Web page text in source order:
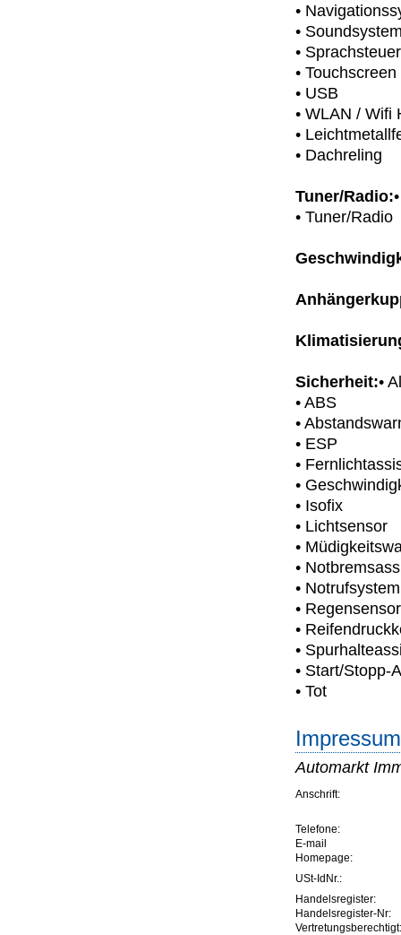
•
•
•
• Touchscreen
• USB
• WLAN / Wifi
•
• Dachreling
Tuner/Radio:
• Tuner/Radio
Sicherheit:•
• ABS
•
• ESP
•
•
• Isofix
• Lichtsensor
•
•
• Notrufsystem
• Regensensor
•
•
• Start/Stopp-
• Tot
Automarkt
Anschrift:
Telefone:
E-mail
Homepage:
USt-IdNr.:
Handelsregister:
Handelsregister-Nr:
Vertretungsberechtigt: